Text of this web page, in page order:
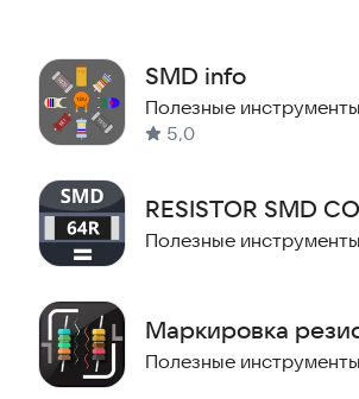
цепи за считанные
SMD info
Полезные инструменты
5,0
RESISTOR SMD
Полезные инструменты
Маркировка
Полезные инструменты